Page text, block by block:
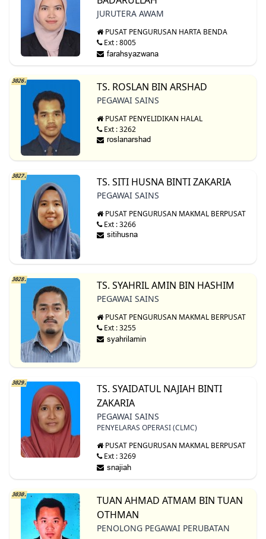
JURUTERA AWAM
PUSAT PENGURUSAN HARTA BENDA
Ext : 8005
3026. TS. ROSLAN BIN ARSHAD
PEGAWAI SAINS
PUSAT PENYELIDIKAN HALAL
Ext : 3262
3027. TS. SITI HUSNA BINTI ZAKARIA
PEGAWAI SAINS
PUSAT PENGURUSAN MAKMAL BERPUSAT
Ext : 3266
3028. TS. SYAHRIL AMIN BIN HASHIM
PEGAWAI SAINS
PUSAT PENGURUSAN MAKMAL BERPUSAT
Ext : 3255
3029.
TS. SYAIDATUL NAJIAH BINTI
ZAKARIA
PEGAWAI SAINS
PENYELARAS OPERASI (CLMC)
PUSAT PENGURUSAN MAKMAL BERPUSAT
Ext : 3269
3030.
TUAN AHMAD ATMAM BIN TUAN
OTHMAN
PENOLONG PEGAWAI PERUBATAN